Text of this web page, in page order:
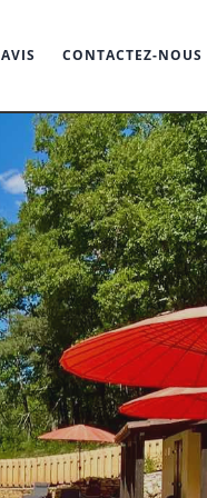
AVIS CONTACTEZ-NOUS